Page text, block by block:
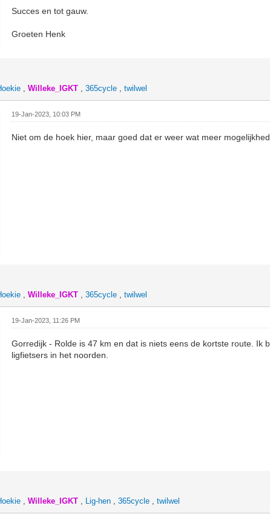
Succes en tot gauw.
Groeten Henk
,Willeke_IGKT ,365cycle ,twilwel
19-Jan-2023, 10:03 PM
Niet om de hoek hier, maar goed dat er weer wat meer
,Willeke_IGKT ,365cycle ,twilwel
19-Jan-2023, 11:26 PM
Gorredijk - Rolde is 47 km en dat is niets eens de kortste route. Ik
ligfietsers in het noorden.
,Willeke_IGKT , Lig-hen ,365cycle ,twilwel